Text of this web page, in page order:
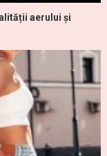
aerului și